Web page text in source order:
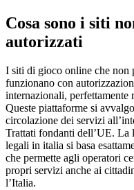
Cosa sono i siti
autorizzati
I siti di gioco online che non
funzionano con
internazionali,
Queste piattaforme si
circolazione dei servizi
Trattati fondanti dell’UE. La
legali in italia si basa
che permette agli operatori
propri servizi anche ai
l’Italia.